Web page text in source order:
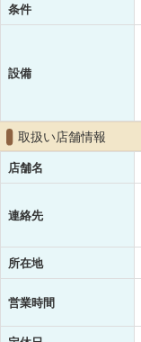
条件
設備
取扱い店舗情報
店舗名
連絡先
所在地
営業時間